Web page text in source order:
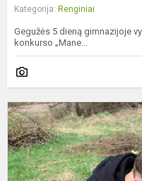
Kategorija: Renginiai
Gegužės 5 dieną gimnazijoje
konkurso „Mane...